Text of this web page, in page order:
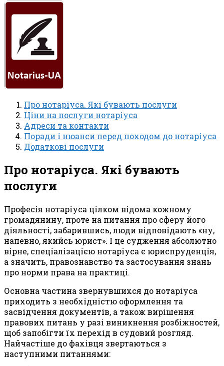
Про нотаріуса. Які бувають послуги
Ціни на послуги нотаріуса
Адреси та контакти
Поради і нюанси перед походом до нотаріуса
Додаткові послуги
Про нотаріуса. Які бувають
послуги
Професія нотаріуса цілком відома кожному
громадянину, проте на питання про сферу його
діяльності, забарившись, люди відповідають «ну,
напевно, якийсь юрист». І це судження абсолютно
вірне, спеціалізацією нотаріуса є юриспруденція,
а значить, правознавство та застосування знань
про норми права на практиці.
Основна частина звернувшихся до нотаріуса
приходить з необхідністю оформлення та
засвідчення документів, а також вирішення
правових питань у разі виникнення розбіжностей,
щоб запобігти їх перехід в судовий розгляд.
Найчастіше до фахівця звертаються з
наступними питаннями: